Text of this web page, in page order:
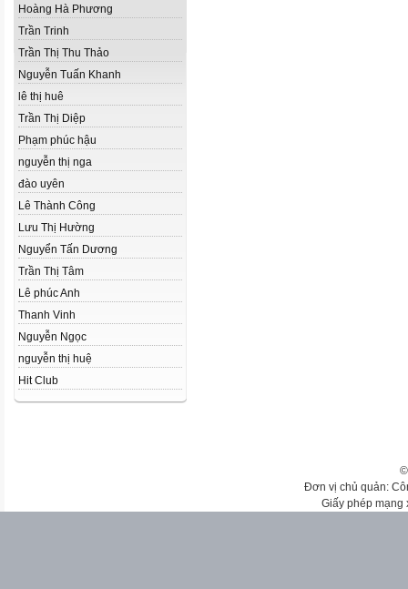
Hoàng Hà Phương
Trần Trinh
Trần Thị Thu Thảo
Nguyễn Tuấn Khanh
lê thị huê
Trần Thị Diệp
Phạm phúc hậu
nguyễn thị nga
đào uyên
Lê Thành Công
Lưu Thị Hường
Nguyển Tấn Dương
Trần Thị Tâm
Lê phúc Anh
Thanh Vinh
Nguyễn Ngọc
nguyễn thị huệ
Hit Club
Đơn vị chủ quản:
Giấy phép mạng